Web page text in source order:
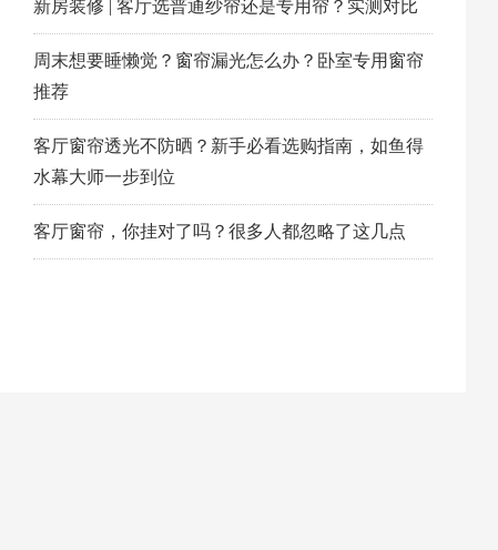
新房装修 | 客厅选普通纱帘还是专用帘？实测对比
周末想要睡懒觉？窗帘漏光怎么办？卧室专用窗帘
推荐
客厅窗帘透光不防晒？新手必看选购指南，如鱼得
水幕大师一步到位
客厅窗帘，你挂对了吗？很多人都忽略了这几点